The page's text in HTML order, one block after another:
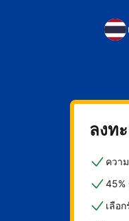
ลงท
ควา
45%
เลือ